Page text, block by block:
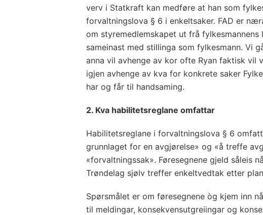
verv i Statkraft kan medføre at han som
forvaltningslova § 6 i enkeltsaker. FAD er
om styremedlemskapet ut frå
sameinast med stillinga som fylkesmann. Vi
anna vil avhenge av kor ofte Ryan faktisk vil
igjen avhenge av kva for konkrete saker
har og får til handsaming.
2. Kva habilitetsreglane omfattar
Habilitetsreglane i forvaltningslova § 6
grunnlaget for en avgjørelse» og «å treffe
«forvaltningssak». Føresegnene gjeld såleis
Trøndelag sjølv treffer enkeltvedtak etter
Spørsmålet er om føresegnene òg kjem inn
til meldingar, konsekvensutgreiingar og